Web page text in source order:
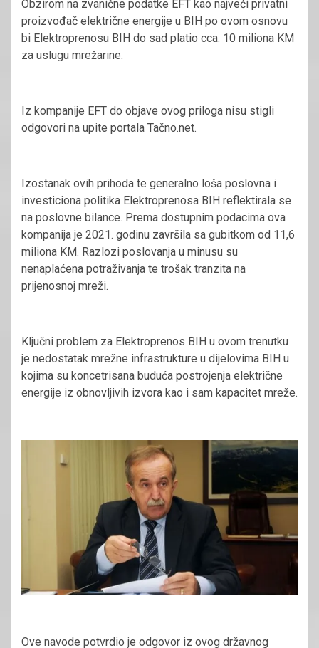
Obzirom na zvanične podatke EFT kao najveći privatni
proizvođač električne energije u BIH po ovom osnovu
bi Elektroprenosu BIH do sad platio cca. 10 miliona KM
za uslugu mrežarine.
Iz kompanije EFT do objave ovog priloga nisu stigli
odgovori na upite portala Tačno.net.
Izostanak ovih prihoda te generalno loša poslovna i
investiciona politika Elektroprenosa BIH reflektirala se
na poslovne bilance. Prema dostupnim podacima ova
kompanija je 2021. godinu završila sa gubitkom od 11,6
miliona KM. Razlozi poslovanja u minusu su
nenaplaćena potraživanja te trošak tranzita na
prijenosnoj mreži.
Ključni problem za Elektroprenos BIH u ovom trenutku
je nedostatak mrežne infrastrukture u dijelovima BIH u
kojima su koncetrisana buduća postrojenja električne
energije iz obnovljivih izvora kao i sam kapacitet mreže.
Ove navode potvrdio je odgovor iz ovog državnog